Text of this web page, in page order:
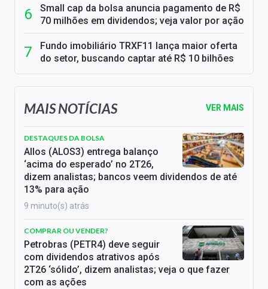
Small cap da bolsa anuncia pagamento de R$
70 milhões em dividendos; veja valor por ação
Fundo imobiliário TRXF11 lança maior oferta
do setor, buscando captar até R$ 10 bilhões
MAIS NOTÍCIAS VER MAIS
DESTAQUES DA BOLSA
Allos (ALOS3) entrega balanço
‘acima do esperado’ no 2T26,
dizem analistas; bancos veem dividendos de até
13% para ação
9 minuto(s) atrás
COMPRAR OU VENDER?
Petrobras (PETR4) deve seguir
com dividendos atrativos após
2T26 ‘sólido’, dizem analistas; veja o que fazer
com as ações